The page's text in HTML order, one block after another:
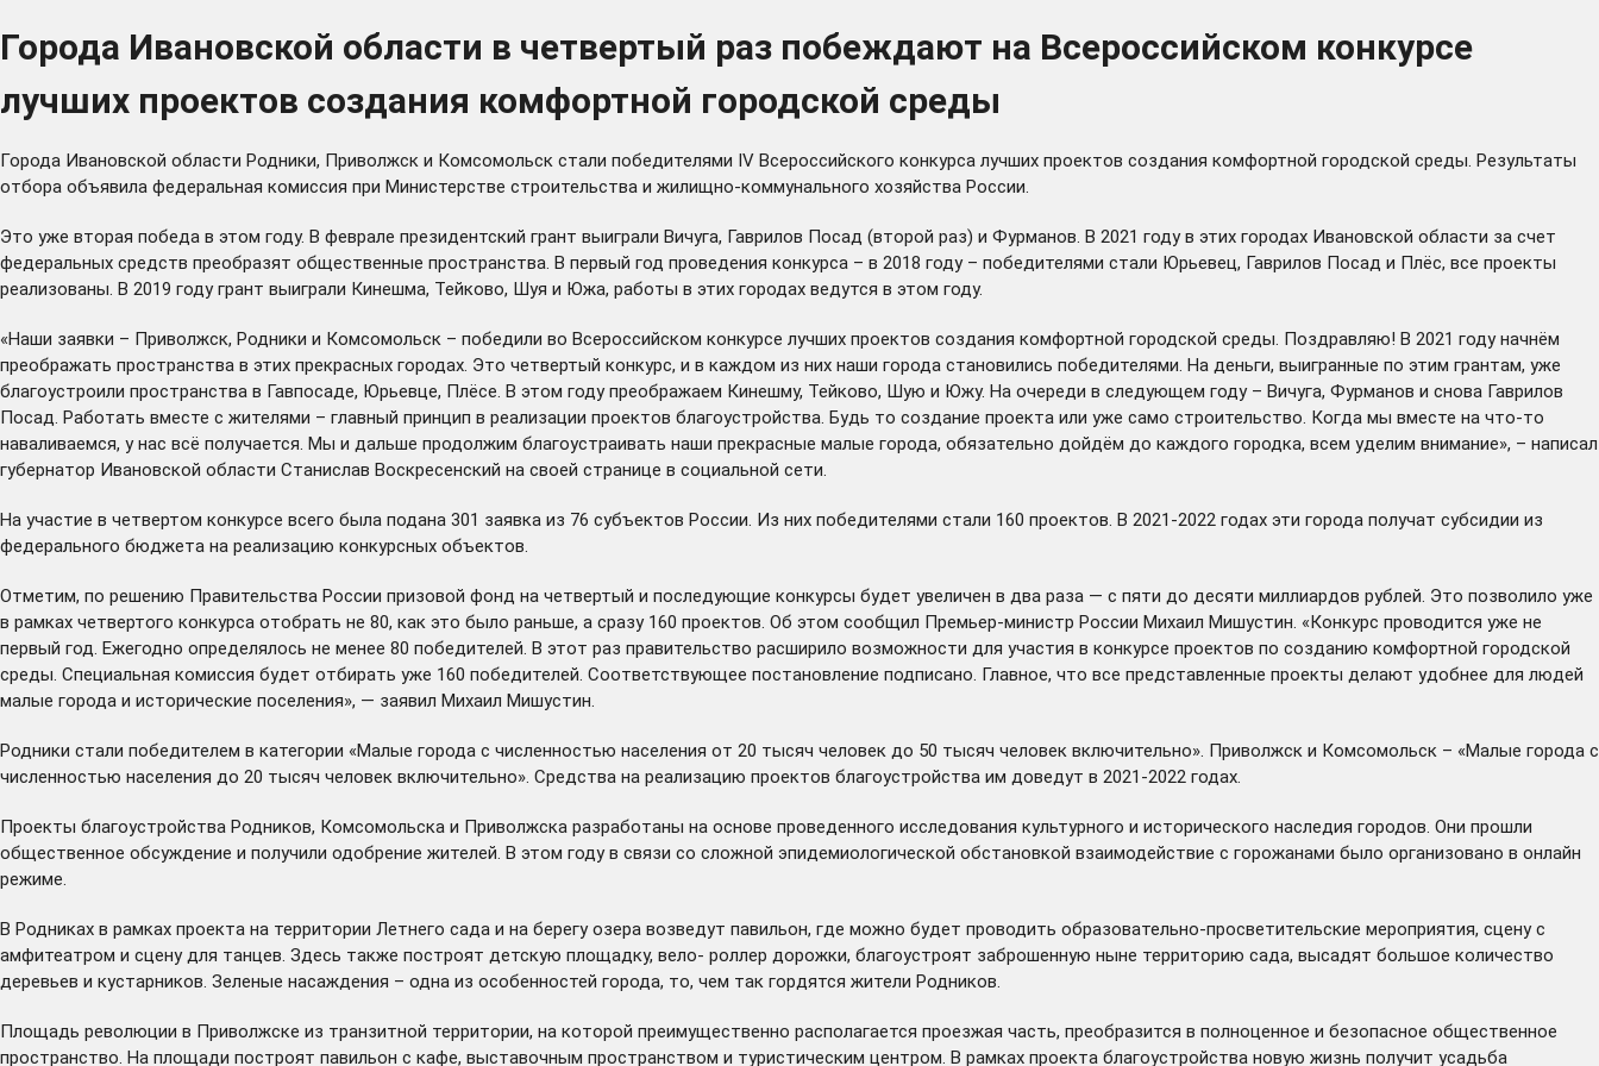
Города Ивановской области в четвертый раз побеждают на Всероссийском конкурсе
лучших проектов создания комфортной городской среды
Города Ивановской области Родники, Приволжск и Комсомольск стали победителями IV Всероссийского конкурса лучших проектов создания комфортной городской среды. Результаты
отбора объявила федеральная комиссия при Министерстве строительства и жилищно-коммунального хозяйства России.
Это уже вторая победа в этом году. В феврале президентский грант выиграли Вичуга, Гаврилов Посад (второй раз) и Фурманов. В 2021 году в этих городах Ивановской области за счет
федеральных средств преобразят общественные пространства. В первый год проведения конкурса – в 2018 году – победителями стали Юрьевец, Гаврилов Посад и Плёс, все проекты
реализованы. В 2019 годугрант выиграли Кинешма, Тейково, Шуя и Южа, работы в этих городах ведутся в этом году.
«Наши заявки – Приволжск, Родники и Комсомольск – победили во Всероссийском конкурсе лучших проектов создания комфортной городской среды. Поздравляю! В 2021 году начнём
преображать пространства в этих прекрасных городах. Это четвертый конкурс, и в каждом из них наши города становились победителями. На деньги, выигранные по этим грантам, уже
благоустроили пространства в Гавпосаде, Юрьевце, Плёсе. В этом году преображаем Кинешму, Тейково, Шую и Южу. На очереди в следующем году – Вичуга, Фурманов и снова Гаврилов
Посад. Работать вместе с жителями – главный принцип в реализации проектов благоустройства. Будь то создание проекта или уже само строительство. Когда мы вместе на что-то
наваливаемся, у нас всё получается. Мы и дальше продолжим благоустраивать наши прекрасные малые города, обязательно дойдём до каждого городка, всем уделим внимание», – написал
губернатор Ивановской области Станислав Воскресенский на своей странице в социальной сети.
На участие в четвертом конкурсе всего была подана 301 заявка из 76 субъектов России. Из них победителями стали 160 проектов. В 2021-2022 годах эти города получат субсидии из
федерального бюджета на реализацию конкурсных объектов.
Отметим, по решению Правительства России призовой фонд на четвертый и последующие конкурсы будет увеличен в два раза — с пяти до десяти миллиардов рублей. Это позволило уже
в рамках четвертого конкурса отобрать не 80, как это было раньше, а сразу 160 проектов. Об этом сообщил Премьер-министр России Михаил Мишустин. «Конкурс проводится уже не
первый год. Ежегодно определялось не менее 80 победителей. В этот раз правительство расширило возможности для участия в конкурсе проектов по созданию комфортной городской
среды. Специальная комиссия будет отбирать уже 160 победителей. Соответствующее постановление подписано. Главное, что все представленные проекты делают удобнее для людей
малые города и исторические поселения», — заявил Михаил Мишустин.
Родники стали победителем в категории «Малые города с численностью населения от 20 тысяч человек до 50 тысяч человек включительно». Приволжск и Комсомольск – «Малые города с
численностью населения до 20 тысяч человек включительно». Средства на реализацию проектов благоустройства им доведут в 2021-2022 годах.
Проекты благоустройства Родников, Комсомольска и Приволжска разработаны на основе проведенного исследования культурного и исторического наследия городов. Они прошли
общественное обсуждение и получили одобрение жителей. В этом году в связи со сложной эпидемиологической обстановкой взаимодействие с горожанами было организовано в онлайн
режиме.
В Родниках в рамках проекта на территории Летнего сада и на берегу озера возведут павильон, где можно будет проводить образовательно-просветительские мероприятия, сцену с
амфитеатром и сцену для танцев. Здесь также построят детскую площадку, вело- роллер дорожки, благоустроят заброшенную ныне территорию сада, высадят большое количество
деревьев и кустарников. Зеленые насаждения – одна из особенностей города, то, чем так гордятся жители Родников.
Площадь революции в Приволжске из транзитной территории, на которой преимущественно располагается проезжая часть, преобразится в полноценное и безопасное общественное
пространство. На площади построят павильон с кафе, выставочным пространством и туристическим центром. В рамках проекта благоустройства новую жизнь получит усадьба